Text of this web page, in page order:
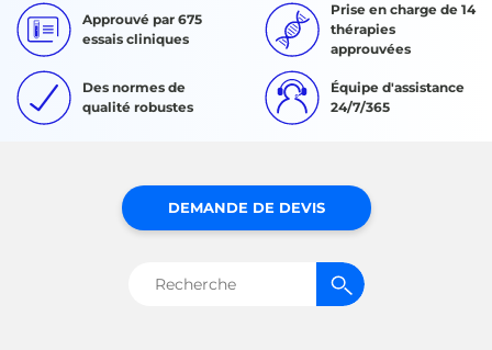
Approuvé par 675
essais cliniques
Prise en charge de 14
thérapies
approuvées
Des normes de
qualité robustes
Équipe d'assistance
24/7/365
DEMANDE DE DEVIS
Rechercher :